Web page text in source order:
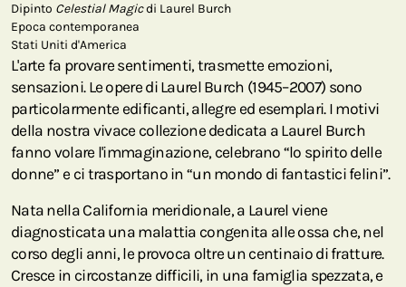
Dipinto Celestial Magicdi Laurel Burch
Epoca contemporanea
Stati Uniti d'America
L'arte fa provare sentimenti, trasmette emozioni,
sensazioni. Le opere di Laurel Burch (1945–2007) sono
particolarmente edificanti, allegre ed esemplari. I motivi
della nostra vivace collezione dedicata a Laurel Burch
fanno volare l'immaginazione, celebrano “lo spirito delle
donne” e ci trasportano in “un mondo di fantastici felini”.
Nata nella California meridionale, a Laurel viene
diagnosticata una malattia congenita alle ossa che, nel
corso degli anni, le provoca oltre un centinaio di fratture.
Cresce in circostanze difficili, in una famiglia spezzata, e